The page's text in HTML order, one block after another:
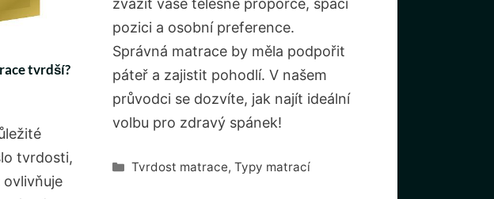
tvrdší?
tvrdosti,
pozici a osobní preference.
Správná matrace by měla podpořit
páteř a zajistit pohodlí. V našem
průvodci se dozvíte, jak najít ideální
volbu pro zdravý spánek!
Rubriky
Tvrdost matrace,Typy matrací